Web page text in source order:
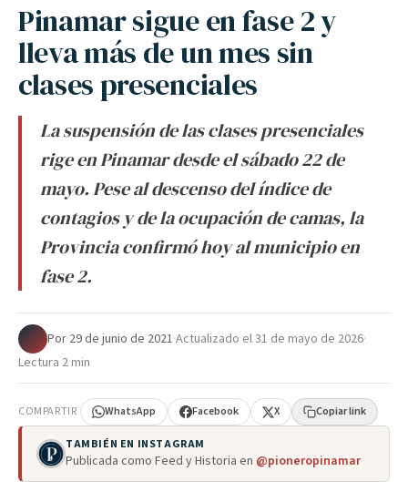
Pinamar sigue en fase 2 y
lleva más de un mes sin
clases presenciales
La suspensión de las clases presenciales
rige en Pinamar desde el sábado 22 de
mayo. Pese al descenso del índice de
contagios y de la ocupación de camas, la
Provincia confirmó hoy al municipio en
fase 2.
Por·29 de junio de 2021·Actualizado el31 de mayo de 2026·
Lectura 2 min
COMPARTIR WhatsApp Facebook X Copiar link
TAMBIÉN EN INSTAGRAM
Publicada como Feed y Historia en @pioneropinamar